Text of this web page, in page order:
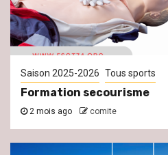
Saison 2025-2026 Tous sports
Formation secourisme
2 mois ago comite